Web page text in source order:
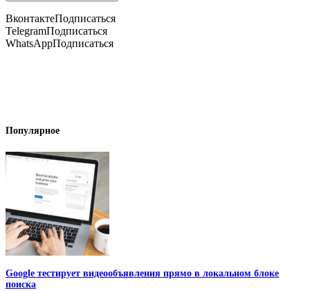
ВконтактеПодписаться
TelegramПодписаться
WhatsAppПодписаться
Популярное
Google тестирует видеообъявления прямо в локальном блоке
поиска